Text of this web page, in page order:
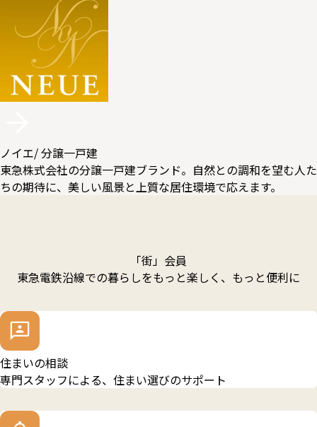
ノイエ/ 分譲一戸建
東急株式会社の分譲一戸建ブランド。自然との調和を望む人た
ちの期待に、美しい風景と上質な居住環境で応えます。
「街」会員
東急電鉄沿線での暮らしをもっと楽しく、もっと便利に
住まいの相談
専門スタッフによる、住まい選びのサポート